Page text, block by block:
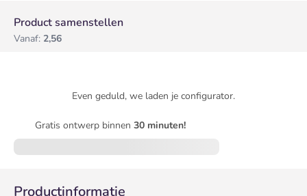
Product samenstellen
Vanaf: 2,56
Even geduld, we laden je configurator.
Gratis ontwerp binnen 30 minuten!
Productinformatie